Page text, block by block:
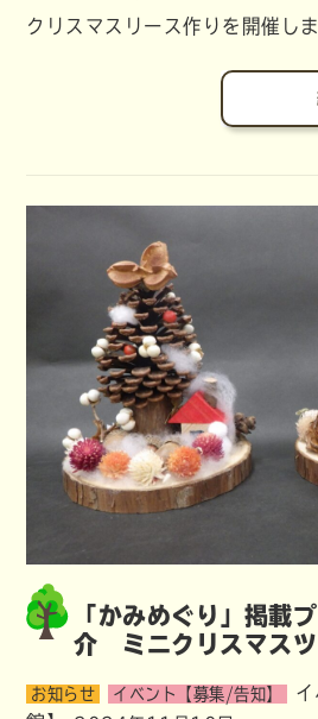
クリスマスリース作りを開催し
「かみめぐり」掲載
介 ミニクリスマスツ
お知らせ イベント【募集/告知】